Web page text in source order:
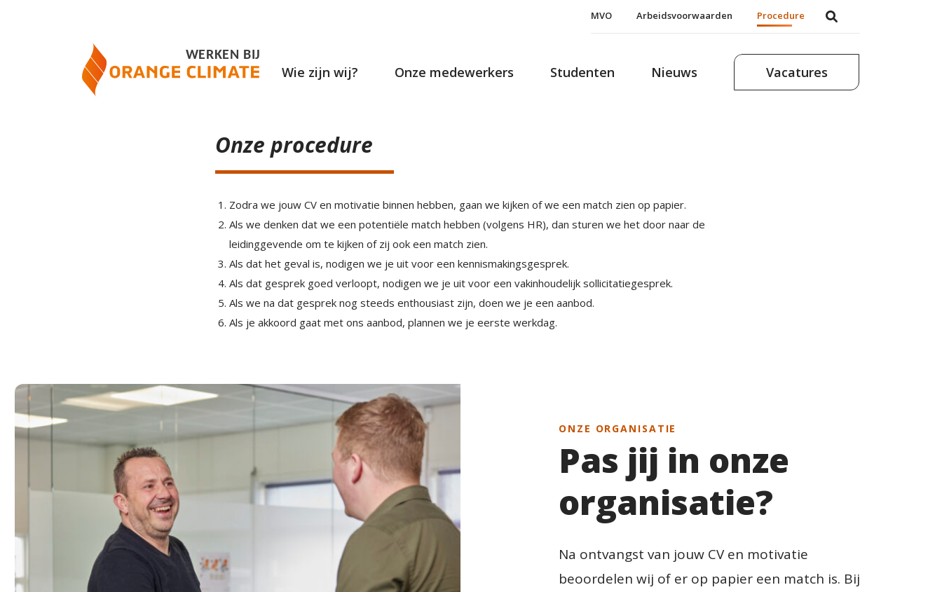
MVO Arbeidsvoorwaarden Procedure
Wie zijn wij? Onze medewerkers Studenten Nieuws Vacatures
Onze procedure
Zodra we jouw CV en motivatie binnen hebben, gaan we kijken of we een match zien op papier.
Als we denken dat we een potentiële match hebben (volgens HR), dan sturen we het door naar de
leidinggevende om te kijken of zij ook een match zien.
Als dat het geval is, nodigen we je uit voor een kennismakingsgesprek.
Als dat gesprek goed verloopt, nodigen we je uit voor een vakinhoudelijk sollicitatiegesprek.
Als we na dat gesprek nog steeds enthousiast zijn, doen we je een aanbod.
Als je akkoord gaat met ons aanbod, plannen we je eerste werkdag.
ONZE ORGANISATIE
Pas jij in onze
organisatie?
Na ontvangst van jouw CV en motivatie
beoordelen wij of er op papier een match is. Bij